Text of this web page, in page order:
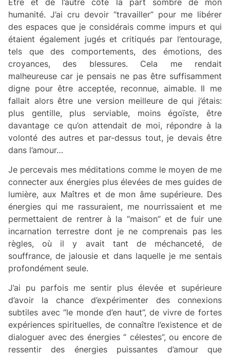
humanité. J’ai cru devoir “travailler” pour me libérer
des espaces que je considérais comme impurs et qui
étaient également jugés et critiqués par l’entourage,
tels que des comportements, des émotions, des
croyances, des blessures. Cela me rendait
malheureuse car je pensais ne pas être suffisamment
digne pour être acceptée, reconnue, aimable. Il me
fallait alors être une version meilleure de qui j’étais:
plus gentille, plus serviable, moins égoïste, être
davantage ce qu’on attendait de moi, répondre à la
volonté des autres et par-dessus tout, je devais être
dans l’amour…
Je percevais mes méditations comme le moyen de me
connecter aux énergies plus élevées de mes guides de
lumière, aux Maîtres et de mon âme supérieure. Des
énergies qui me rassuraient, me nourrissaient et me
permettaient de rentrer à la “maison” et de fuir une
incarnation terrestre dont je ne comprenais pas les
règles, où il y avait tant de méchanceté, de
souffrance, de jalousie et dans laquelle je me sentais
profondément seule.
J’ai pu parfois me sentir plus élevée et supérieure
d’avoir la chance d’expérimenter des connexions
subtiles avec “le monde d’en haut”, de vivre de fortes
expériences spirituelles, de connaître l’existence et de
dialoguer avec des énergies “ célestes”, ou encore de
ressentir des énergies puissantes d’amour que